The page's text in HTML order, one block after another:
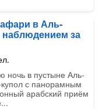
в Аль-
за
ночь в пустыне Аль-
с панорамным
арабский приём